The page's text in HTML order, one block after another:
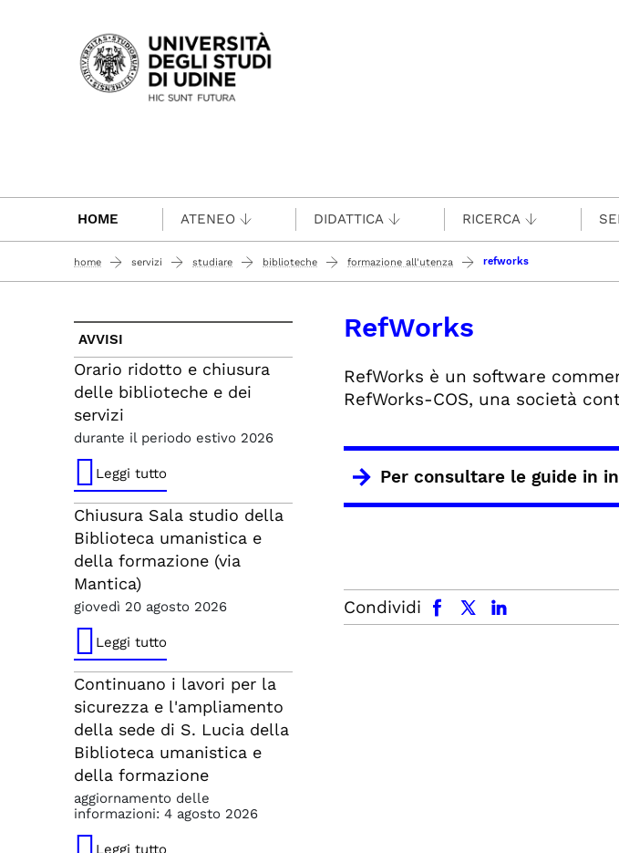
Passa al contenuto principale
HOME ATENEO DIDATTICA RICERCA
home servizi studiare biblioteche formazione all'utenza refworks
RefWorks
RefWorks è un software
RefWorks-COS, una società
Per consultare le guide in
Condividi
facebook x.com linkedin
AVVISI
Orario ridotto e chiusura
delle biblioteche e dei
servizi
durante il periodo estivo 2026
Leggi tutto
Chiusura Sala studio della
Biblioteca umanistica e
della formazione (via
Mantica)
giovedì 20 agosto 2026
Leggi tutto
Continuano i lavori per la
sicurezza e l'ampliamento
della sede di S. Lucia della
Biblioteca umanistica e
della formazione
aggiornamento delle
informazioni: 4 agosto 2026
Leggi tutto